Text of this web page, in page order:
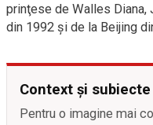
prinţese de Walles
din 1992 şi de la Beijing
Context și
Pentru o imagine mai